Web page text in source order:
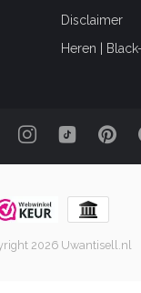
Disclaimer
Heren |
2026 Uwantisell.nl